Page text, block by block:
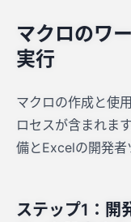
マクロのワ
実行
マクロの作成と使
ロセスが含まれま
備とExcelの開発者
ステップ1：開